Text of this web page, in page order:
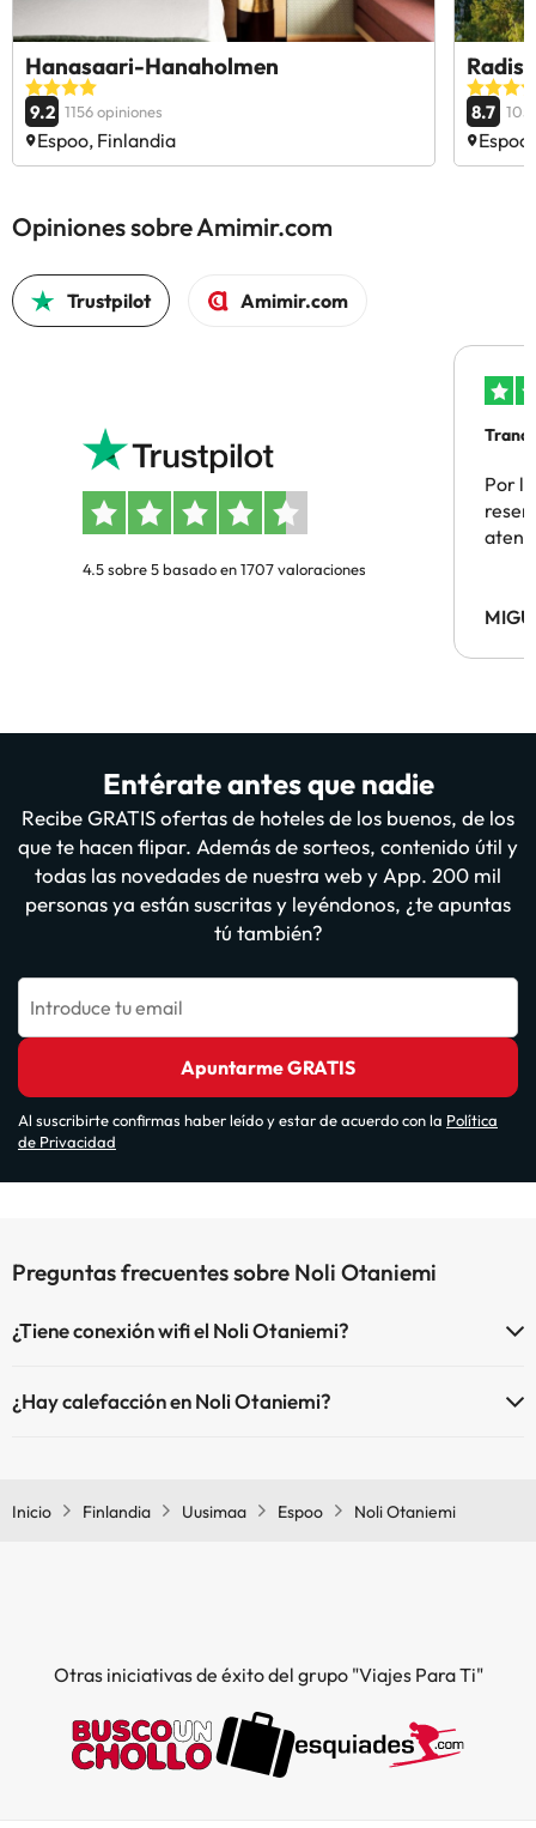
Hanasaari-Hanaholmen
9.2 1156 opiniones
Espoo, Finlandia
8.7
Opiniones sobre Amimir.com
Trustpilot Amimir.com
4.5 sobre 5 basado en 1707 valoraciones
Por
Entérate antes que nadie
Recibe GRATIS ofertas de hoteles de los buenos, de los
que te hacen flipar. Además de sorteos, contenido útil y
todas las novedades de nuestra web y App. 200 mil
personas ya están suscritas y leyéndonos, ¿te apuntas
tú también?
Introduce tu email
Apuntarme GRATIS
Al suscribirte confirmas haber leído y estar de acuerdo con la Política
de Privacidad
Preguntas frecuentes sobre Noli Otaniemi
¿Tiene conexión wifi el Noli Otaniemi?
¿Hay calefacción en Noli Otaniemi?
Inicio Finlandia Uusimaa Espoo Noli Otaniemi
Otras iniciativas de éxito del grupo "Viajes Para Ti"